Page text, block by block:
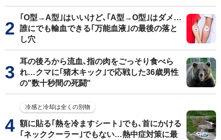
｢O型→A型｣はいいけど､｢A型→O型｣はダメ…
誰にでも輸血できる｢万能血液｣の最後の落と
し穴
耳の後ろから流血､指の肉をごっそり食べら
れ…クマに｢猪木キック｣で応戦した36歳男性
の"数十秒間の死闘"
冷感と冷却は全くの別物
額に貼る｢熱を冷ますシート｣でも､首にかける
｢ネッククーラー｣でもない…熱中症対策に最